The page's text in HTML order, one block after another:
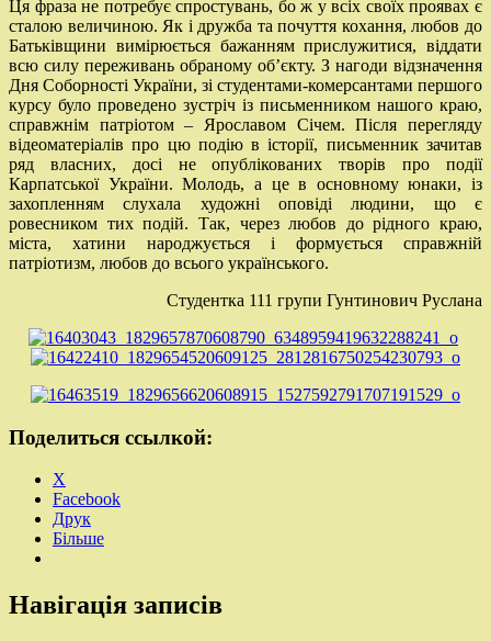
Ця фраза не потребує спростувань, бо ж у всіх своїх проявах є
сталою величиною. Як і дружба та почуття кохання, любов до
Батьківщини вимірюється бажанням прислужитися, віддати
всю силу переживань обраному об’єкту. З нагоди відзначення
Дня Соборності України, зі студентами-комерсантами першого
курсу було проведено зустріч із письменником нашого краю,
справжнім патріотом – Ярославом Січем. Після перегляду
відеоматеріалів про цю подію в історії, письменник зачитав
ряд власних, досі не опублікованих творів про події
Карпатської України. Молодь, а це в основному юнаки, із
захопленням слухала художні оповіді людини, що є
ровесником тих подій. Так, через любов до рідного краю,
міста, хатини народжується і формується справжній
патріотизм, любов до всього українського.
Студентка 111 групи Гунтинович Руслана
Поделиться ссылкой:
X
Facebook
Друк
Більше
Навігація записів